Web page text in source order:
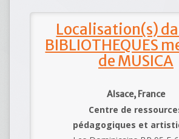
Localisation(s)
BIBLIOTHEQUES
de MUSICA
Alsace, France
Centre de
pédagogiques et